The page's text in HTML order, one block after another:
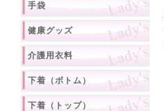
手袋
健康グッズ
介護用衣料
下着（ボトム）
下着（トップ）